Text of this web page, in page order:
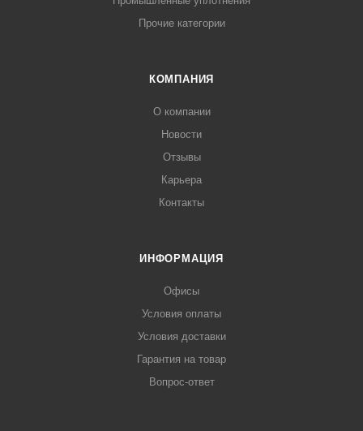
Прочие категории
КОМПАНИЯ
О компании
Новости
Отзывы
Карьера
Контакты
ИНФОРМАЦИЯ
Офисы
Условия оплаты
Условия доставки
Гарантия на товар
Вопрос-ответ